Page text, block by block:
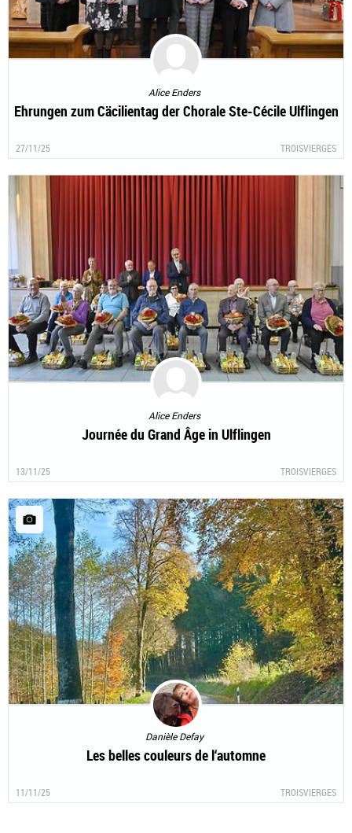
Alice Enders
Ehrungen zum Cäcilientag der Chorale Ste-Cécile Ulflingen
27/11/25 TROISVIERGES
Alice Enders
Journée du Grand Âge in Ulflingen
13/11/25 TROISVIERGES
Danièle Defay
Les belles couleurs de l‘automne
11/11/25 TROISVIERGES